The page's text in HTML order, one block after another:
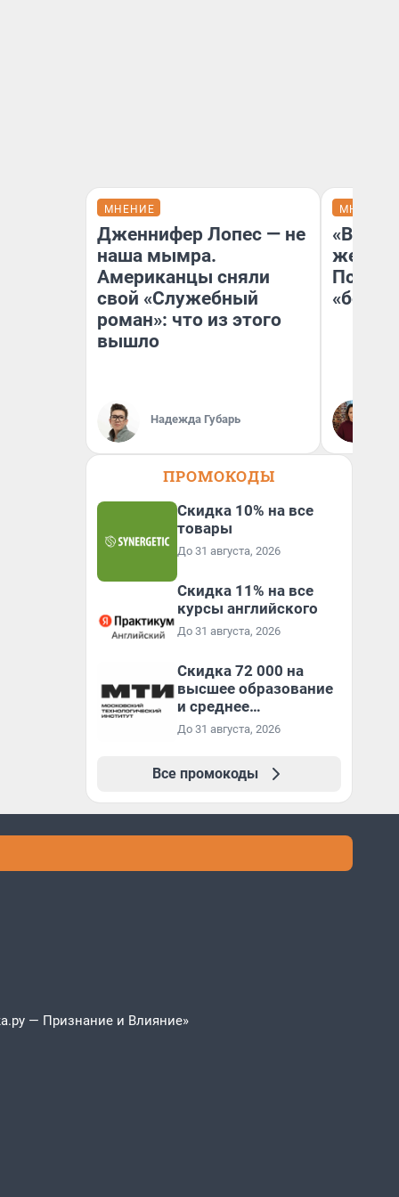
МНЕНИЕ
Дженнифер Лопес — не
наша мымра.
Американцы сняли
свой «Служебный
роман»: что из этого
вышло
Надежда Губарь
МНЕНИЕ
ПРОМОКОДЫ
Скидка 10% на все
товары
До 31 августа, 2026
Скидка 11% на все
курсы английского
До 31 августа, 2026
Скидка 72 000 на
высшее образование
и среднее
специальное
До 31 августа, 2026
Все промокоды
— Признание и Влияние»